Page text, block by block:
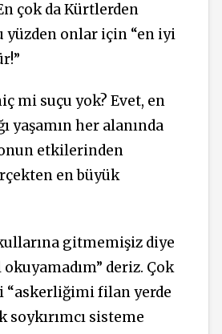
çok da Kürtlerden
yüzden onlar için “en iyi
mi suçu yok? Evet, en
yaşamın her alanında
etkilerinden
en büyük
gitmemişiz diye
deriz. Çok
“askerliğimi filan yerde
soykırımcı sisteme